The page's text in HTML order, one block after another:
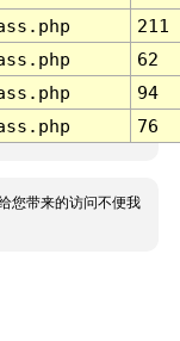
211
62
94
76
您带来的访问不便我